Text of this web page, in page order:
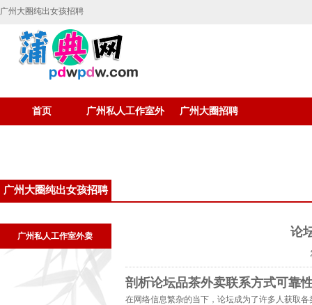
广州大圈纯出女孩招聘
首页 广州私人工作室外 广州大圈招聘
广州大圈纯出女孩招聘
广州私人工作室外卖 论
剖析论坛品茶外卖联系方式可靠
在网络信息繁杂的当下，论坛成为了许多人获取